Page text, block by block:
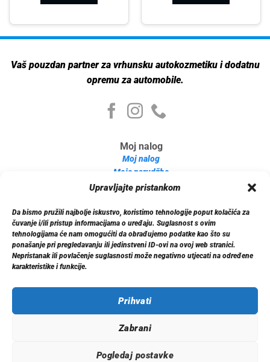
Upravljajte pristankom
Da bismo pružili najbolje iskustvo, koristimo tehnologije poput kolačića za
čuvanje i/ili pristup informacijama o uređaju. Suglasnost s ovim
tehnologijama će nam omogućiti da obrađujemo podatke kao što su
ponašanje pri pregledavanju ili jedinstveni ID-ovi na ovoj web stranici.
Nepristanak ili povlačenje suglasnosti može negativno utjecati na određene
karakteristike i funkcije.
Prihvati
Zabrani
Pogledaj postavke
Vaš pouzdan partner za vrhunsku autokozmetiku i dodatnu
opremu za automobile.
Moj nalog
Moj nalog
Moje narudžbe
Detalji računa
Informacije
O nama
Dostava
Politika privatnosti
© 2026 Xenon.ba. Sva prava zadržana.